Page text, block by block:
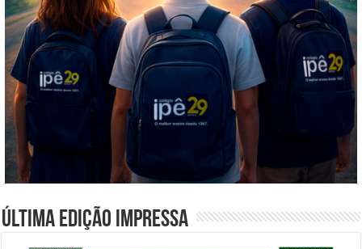
Última edição impressa